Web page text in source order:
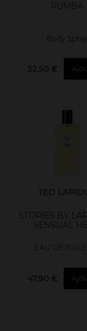
RUMBA
Body Spray
32,50 €
TED
STORIES BY
SENSUAL
EAU DE
47,90 €